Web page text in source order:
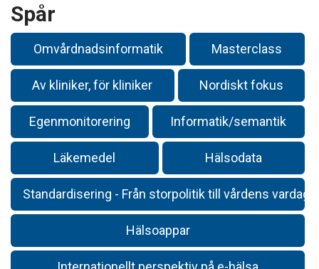
Spår
Omvårdnadsinformatik Masterclass
Av kliniker, för kliniker Nordiskt fokus
Egenmonitorering Informatik/semantik
Läkemedel Hälsodata
Standardisering - Från storpolitik till vårdens
Hälsoappar